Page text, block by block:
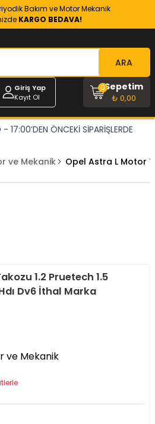
Bakım ve Motor Mekanik
KARGO BEDAVA!
ARA
Giriş Yap
Kayıt Ol
Sepetim
₺ 0,00
0
- 17:00’DEN ÖNCEKİ SİPARİŞLERDE
ve Mekanik Opel Astra L Motor
1.2 Pruetech 1.5
Dv6 İthal Marka
ve Mekanik